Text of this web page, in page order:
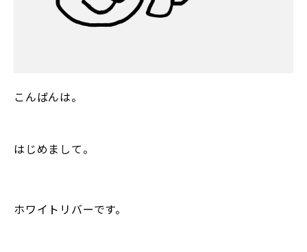
こんばんは。
はじめまして。
ホワイトリバーです。